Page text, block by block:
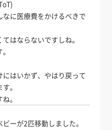
に医療費をかけるべきで
はならないですしね。
はいかず、やはり戻って
。
。
ーが2匹移動しました。